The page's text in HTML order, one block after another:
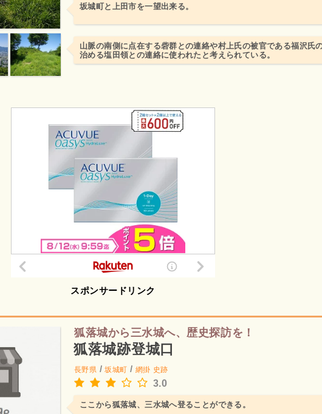
坂城町と上田市を一望出来る。
山脈の南側に点在する砦群との連絡や村上氏の被官である福沢氏
治める塩田領との連絡に使われたと考えられている。
スポンサードリンク
狐落城から三水城へ、歴史探訪を！
狐落城跡登城口
長野県 /坂城町 / 網掛 史跡
3.0
ここから狐落城、三水城へ登ることができる。